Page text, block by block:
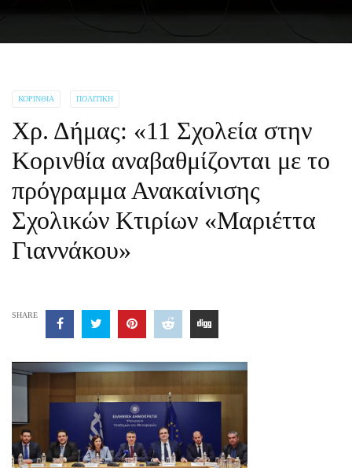
ΚΟΡΙΝΘΊΑ ΠΟΛΙΤΙΚΉ
Χρ. Δήμας: «11 Σχολεία στην
Κορινθία αναβαθμίζονται με το
πρόγραμμα Ανακαίνισης
Σχολικών Κτιρίων «Μαριέττα
Γιαννάκου»
SHARE